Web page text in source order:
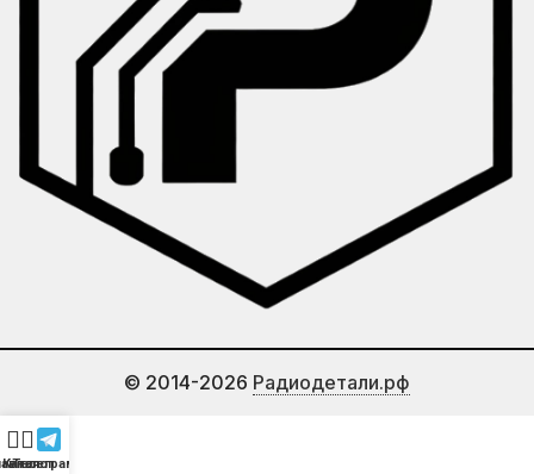
© 2014-2026 Радиодетали.рф
Каталог
Телеграмм